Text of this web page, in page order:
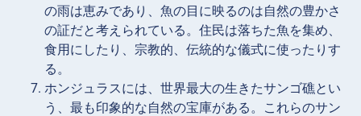
の雨は恵みであり、魚の目に映るのは自然の豊かさ
の証だと考えられている。住民は落ちた魚を集め、
食用にしたり、宗教的、伝統的な儀式に使ったりす
る。
ホンジュラスには、世界最大の生きたサンゴ礁とい
う、最も印象的な自然の宝庫がある。これらのサン